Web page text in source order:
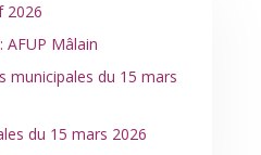
2026
AFUP Mâlain
municipales du 15 mars
du 15 mars 2026